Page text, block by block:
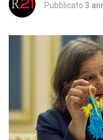
Pubblicato 3